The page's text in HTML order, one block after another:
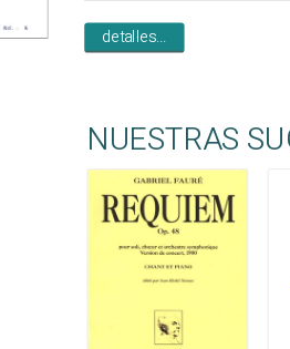
detalles...
NUESTRAS